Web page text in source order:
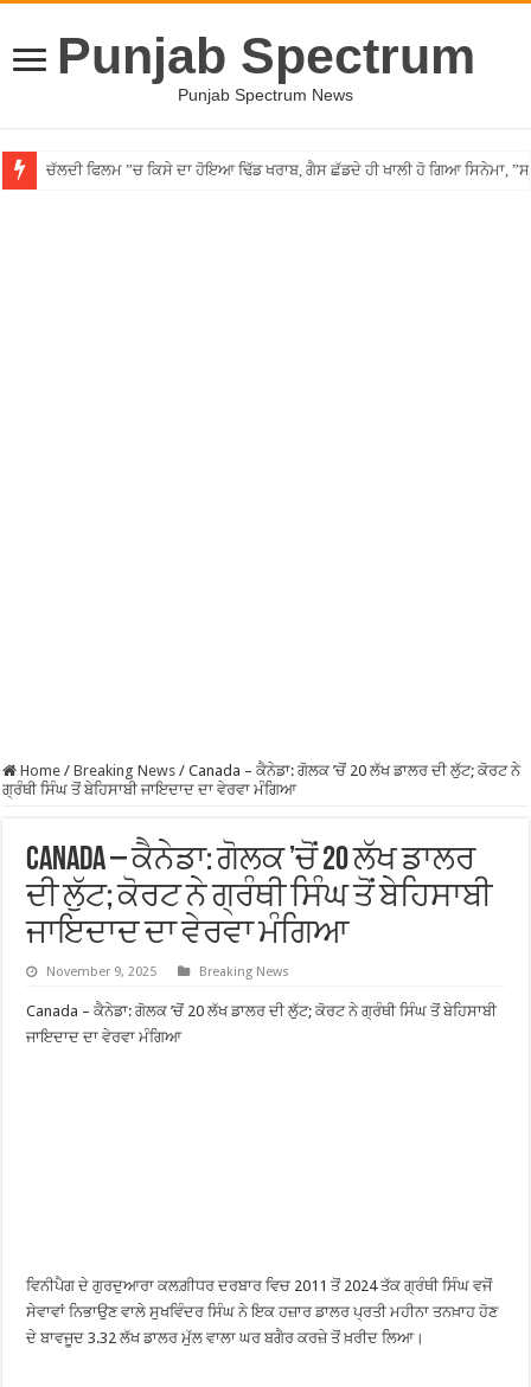
Punjab Spectrum
Punjab Spectrum News
ਚੱਲਦੀ ਫਿਲਮ ”ਚ ਕਿਸੇ ਦਾ ਹੋਇਆ ਢਿੱਡ ਖਰਾਬ, ਗੈਸ ਛੱਡਦੇ ਹੀ ਖਾਲੀ ਹੋ ਗਿਆ ਸਿਨੇਮਾ,
Home / Breaking News / Canada – ਕੈਨੇਡਾ: ਗੋਲਕ ’ਚੋਂ 20 ਲੱਖ ਡਾਲਰ ਦੀ ਲੁੱਟ; ਕੋਰਟ ਨੇ
ਗ੍ਰੰਥੀ ਸਿੰਘ ਤੋਂ ਬੇਹਿਸਾਬੀ ਜਾਇਦਾਦ ਦਾ ਵੇਰਵਾ ਮੰਗਿਆ
Canada – ਕੈਨੇਡਾ: ਗੋਲਕ ’ਚੋਂ 20 ਲੱਖ ਡਾਲਰ
ਦੀ ਲੁੱਟ; ਕੋਰਟ ਨੇ ਗ੍ਰੰਥੀ ਸਿੰਘ ਤੋਂ ਬੇਹਿਸਾਬੀ
ਜਾਇਦਾਦ ਦਾ ਵੇਰਵਾ ਮੰਗਿਆ
November 9, 2025 Breaking News
Canada – ਕੈਨੇਡਾ: ਗੋਲਕ ’ਚੋਂ 20 ਲੱਖ ਡਾਲਰ ਦੀ ਲੁੱਟ; ਕੋਰਟ ਨੇ ਗ੍ਰੰਥੀ ਸਿੰਘ ਤੋਂ ਬੇਹਿਸਾਬੀ
ਜਾਇਦਾਦ ਦਾ ਵੇਰਵਾ ਮੰਗਿਆ
ਵਿਨੀਪੈਗ ਦੇ ਗੁਰਦੁਆਰਾ ਕਲਗ਼ੀਧਰ ਦਰਬਾਰ ਵਿਚ 2011 ਤੋਂ 2024 ਤੱਕ ਗ੍ਰੰਥੀ ਸਿੰਘ ਵਜੋਂ
ਸੇਵਾਵਾਂ ਨਿਭਾਉਣ ਵਾਲੇ ਸੁਖਵਿੰਦਰ ਸਿੰਘ ਨੇ ਇਕ ਹਜ਼ਾਰ ਡਾਲਰ ਪ੍ਰਤੀ ਮਹੀਨਾ ਤਨਖ਼ਾਹ ਹੋਣ
ਦੇ ਬਾਵਜੂਦ 3.32 ਲੱਖ ਡਾਲਰ ਮੁੱਲ ਵਾਲਾ ਘਰ ਬਗੈਰ ਕਰਜ਼ੇ ਤੋਂ ਖ਼ਰੀਦ ਲਿਆ।